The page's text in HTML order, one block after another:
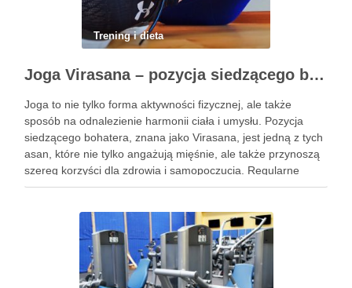
Trening i dieta
Joga Virasana – pozycja siedzącego bohatera i jej korzyści
Joga to nie tylko forma aktywności fizycznej, ale także
sposób na odnalezienie harmonii ciała i umysłu. Pozycja
siedzącego bohatera, znana jako Virasana, jest jedną z tych
asan, które nie tylko angażują mięśnie, ale także przynoszą
szereg korzyści dla zdrowia i samopoczucia. Regularne
praktykowanie tej pozycji może poprawić elastyczność